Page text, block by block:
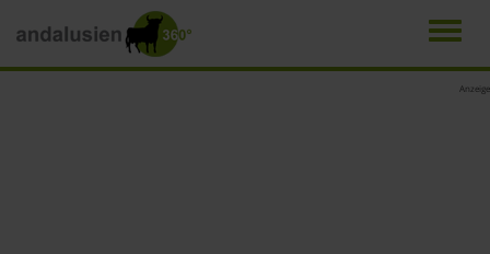
Anzeige